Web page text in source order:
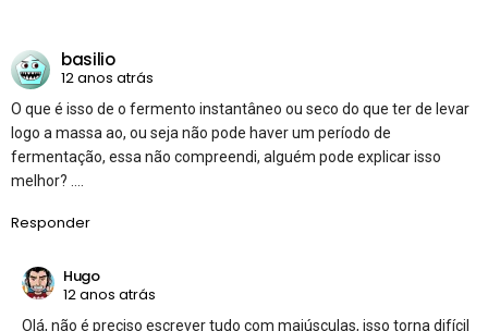
basilio
12 anos atrás
O que é isso de o fermento instantâneo ou seco do que ter de levar
logo a massa ao, ou seja não pode haver um período de
fermentação, essa não compreendi, alguém pode explicar isso
melhor? ….
Responder
Hugo
12 anos atrás
Olá, não é preciso escrever tudo com maiúsculas, isso torna difícil